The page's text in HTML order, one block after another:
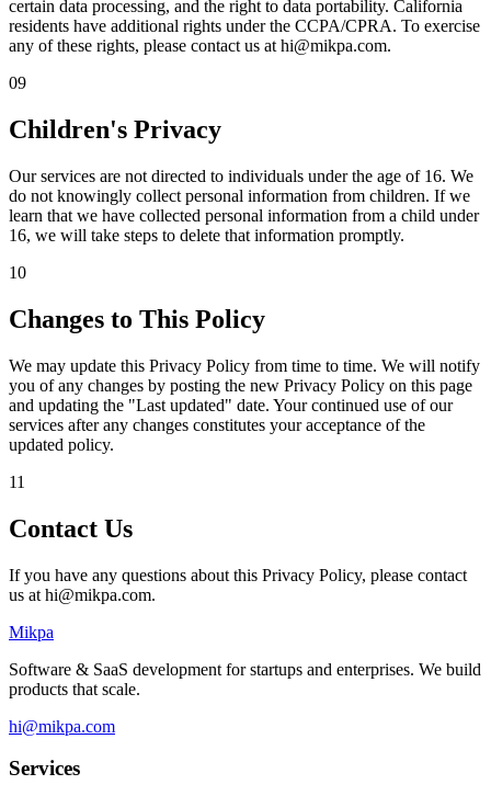
certain data processing, and the right to data portability. California
residents have additional rights under the CCPA/CPRA. To exercise
any of these rights, please contact us at hi@mikpa.com.
09
Children's Privacy
Our services are not directed to individuals under the age of 16. We
do not knowingly collect personal information from children. If we
learn that we have collected personal information from a child under
16, we will take steps to delete that information promptly.
10
Changes to This Policy
We may update this Privacy Policy from time to time. We will notify
you of any changes by posting the new Privacy Policy on this page
and updating the "Last updated" date. Your continued use of our
services after any changes constitutes your acceptance of the
updated policy.
11
Contact Us
If you have any questions about this Privacy Policy, please contact
us at hi@mikpa.com.
Mikpa
Software & SaaS development for startups and enterprises. We build
products that scale.
hi@mikpa.com
Services